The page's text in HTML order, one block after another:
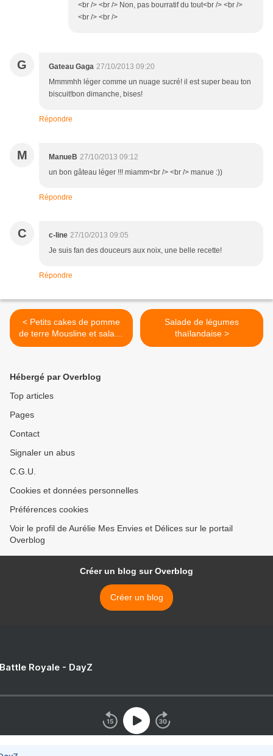
<br /> <br /> Non, pas bourratif du tout<br /> <br />
<br /> <br />
G Gateau Gaga 27/10/2013 09:20
Mmmmhh léger comme un nuage sucré! il est super beau ton
biscuit!bon dimanche, bises!
Répondre
M ManueB 27/10/2013 09:12
un bon gâteau léger !!! miamm<br /> <br /> manue :))
Répondre
C c-line 27/10/2013 09:05
Je suis fan des douceurs aux noix, une belle recette!
Répondre
< Petits cakes de pomme
de terre Mousline et salade
de légumes racines
Salade de légumes
thaïlandaise >
Hébergé par Overblog
Top articles
Pages
Contact
Signaler un abus
C.G.U.
Cookies et données personnelles
Préférences cookies
Voir le profil de Aurélie Mes Envies et Délices sur le portail
Overblog
Créer un blog sur Overblog
Créer un blog
Royale - DayZ